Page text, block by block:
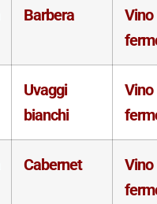
Barbera
Vino
Uvaggi
bianchi
Vino
Cabernet
Vino